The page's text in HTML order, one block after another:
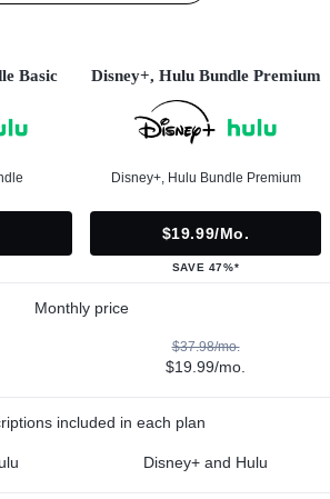
Basic Disney+, Hulu Bundle Premium
Disney+, Hulu Bundle Premium
$19.99/mo.
SAVE 47%*
Monthly price
$37.98/mo.
$19.99/mo.
included in each plan
Disney+ and Hulu